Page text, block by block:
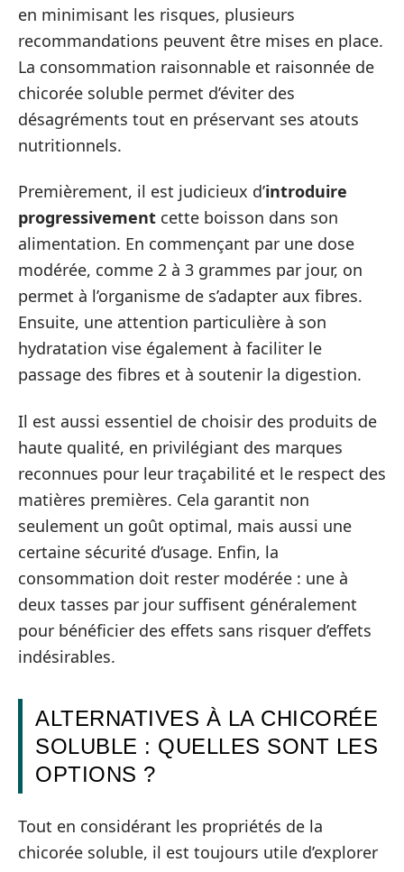
en minimisant les risques, plusieurs
recommandations peuvent être mises en place.
La consommation raisonnable et raisonnée de
chicorée soluble permet d’éviter des
désagréments tout en préservant ses atouts
nutritionnels.
Premièrement, il est judicieux d’introduire
progressivement cette boisson dans son
alimentation. En commençant par une dose
modérée, comme 2 à 3 grammes par jour, on
permet à l’organisme de s’adapter aux fibres.
Ensuite, une attention particulière à son
hydratation vise également à faciliter le
passage des fibres et à soutenir la digestion.
Il est aussi essentiel de choisir des produits de
haute qualité, en privilégiant des marques
reconnues pour leur traçabilité et le respect des
matières premières. Cela garantit non
seulement un goût optimal, mais aussi une
certaine sécurité d’usage. Enfin, la
consommation doit rester modérée : une à
deux tasses par jour suffisent généralement
pour bénéficier des effets sans risquer d’effets
indésirables.
ALTERNATIVES À LA CHICORÉE
SOLUBLE : QUELLES SONT LES
OPTIONS ?
Tout en considérant les propriétés de la
chicorée soluble, il est toujours utile d’explorer